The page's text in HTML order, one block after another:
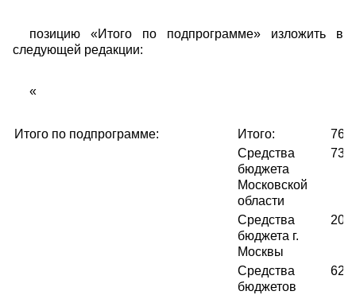
позицию «Итого по подпрограмме» изложить в
следующей редакции:
«
Итого по подпрограмме: Итого:
Средства
бюджета
Московской
области
Средства
бюджета г.
Москвы
Средства
бюджетов